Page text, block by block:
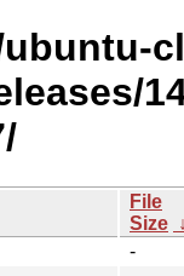
File
Size ↓
-